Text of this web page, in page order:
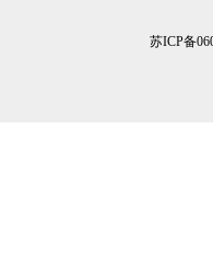
苏ICP备